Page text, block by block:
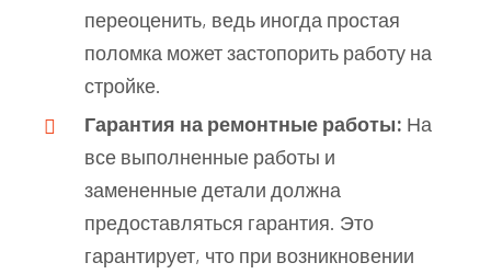
переоценить, ведь иногда простая
поломка может застопорить работу на
стройке.
Гарантия на ремонтные работы: На
все выполненные работы и
замененные детали должна
предоставляться гарантия. Это
гарантирует, что при возникновении